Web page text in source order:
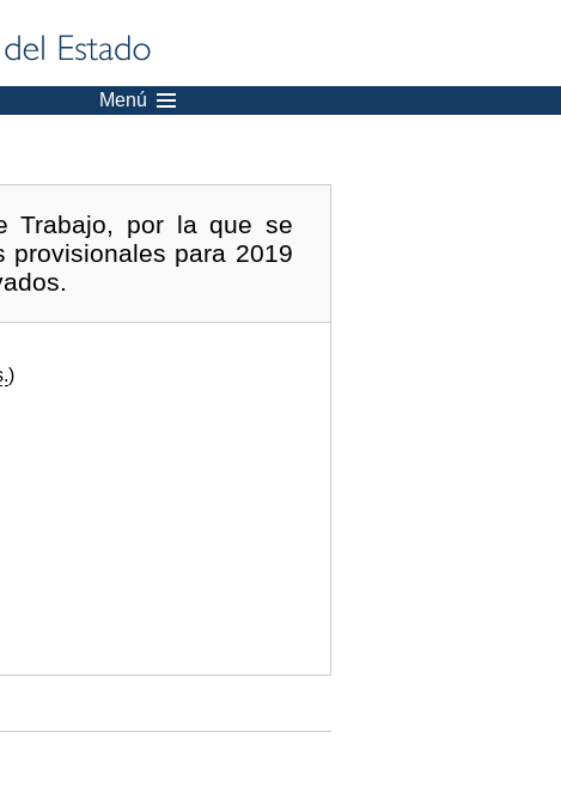
Menú
Trabajo, por la que se
para 2019
)